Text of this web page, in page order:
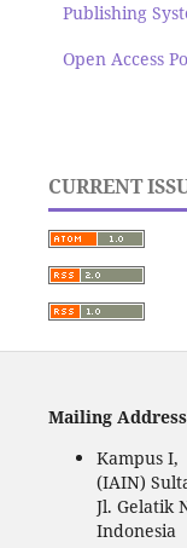
Publishing
Open Access
CURRENT
Mailing
Kampus I,
(IAIN)
Jl. Gelatik
Indonesia